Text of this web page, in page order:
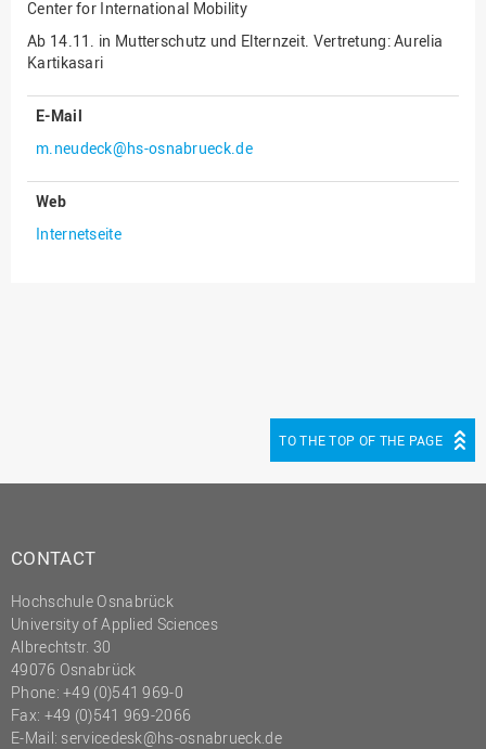
Gesellschaftliches
Engagement
Gleichstellungsbüro
strategie
Innenrevision
Präsidialbüro
Professional School
Projekte des Präsidiums
Projektmanagement Office
(PMO)
Prozessmanagement
Center for International Mobility
Ab 14.11. in Mutterschutz und Elternzeit. Vertretung: Aurelia
Kartikasari
E-Mail
m.neudeck@hs-osnabrueck.de
Web
Internetseite
TO THE TOP OF THE PAGE
CONTACT
Hochschule Osnabrück
University of Applied Sciences
Albrechtstr. 30
49076 Osnabrück
Phone: +49 (0)541 969-0
Fax: +49 (0)541 969-2066
E-Mail: servicedesk@hs-osnabrueck.de